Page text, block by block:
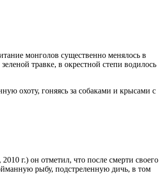
монголов существенно менялось в
травке, в окрестной степи водилось
охоту, гоняясь за собаками и крысами с
г.) он отметил, что после смерти своего
рыбу, подстреленную дичь, в том